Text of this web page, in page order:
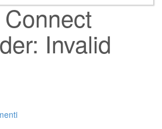
Invalid